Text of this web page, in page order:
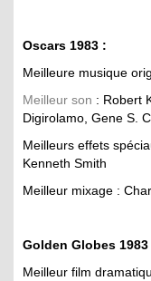
Oscars 1983 :
Meilleure musique
Meilleur son : Robert
Digirolamo, Gene S.
Meilleurs effets
Kenneth Smith
Meilleur mixage :
Golden Globes 1983
Meilleur film